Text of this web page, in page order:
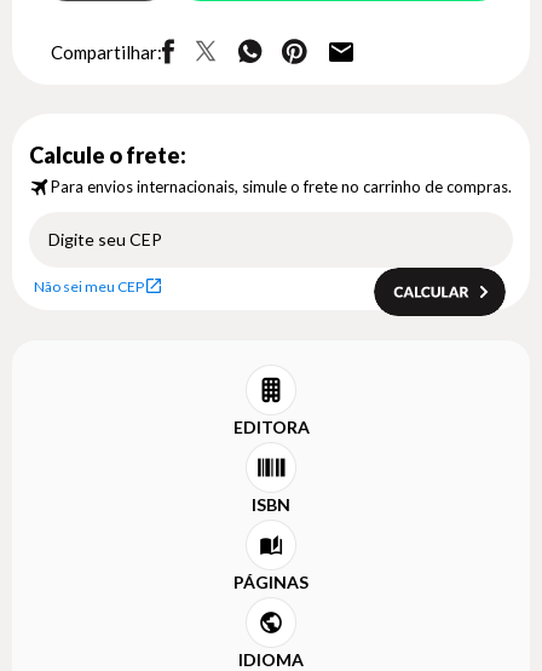
Compartilhar:
Calcule o frete:
Para envios internacionais, simule o frete no carrinho de compras.
Não sei meu CEP
EDITORA
ISBN
PÁGINAS
IDIOMA